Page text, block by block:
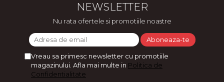
NEWSLETTER
Nu rata ofertele si promotiile noastre
Vreau sa primesc newsletter cu promotiile
magazinului. Afla mai multe in Politica de
Confidentialitate